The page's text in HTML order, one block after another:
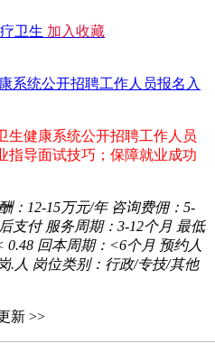
卫生 加入收藏
系统公开招聘工作人员报名入
生健康系统公开招聘工作人员
指导面试技巧；保障就业成功
： 12-15万元/年 咨询费佣： 5-
支付 服务周期： 3-12个月 最低
0.48 回本周期： <6个月 预约人
.人 岗位类别： 行政/专技/其他
新 >>